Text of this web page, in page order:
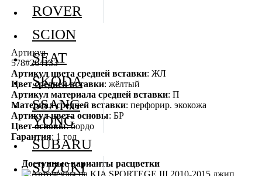
Артикул
578#264133
Артикул цвета средней вставки: ЖЛ
Цвет средней вставки: жёлтый
Артикул материала средней вставки: П
Материал средней вставки: перфорир. экокожа
Артикул цвета основы: БР
Цвет основы: бордо
Гарантия: 1 год
Доступные варианты расцветки
ROVER
SCION
SEAT
SKODA
SSANG
YONG
SUBARU
SUZUKI